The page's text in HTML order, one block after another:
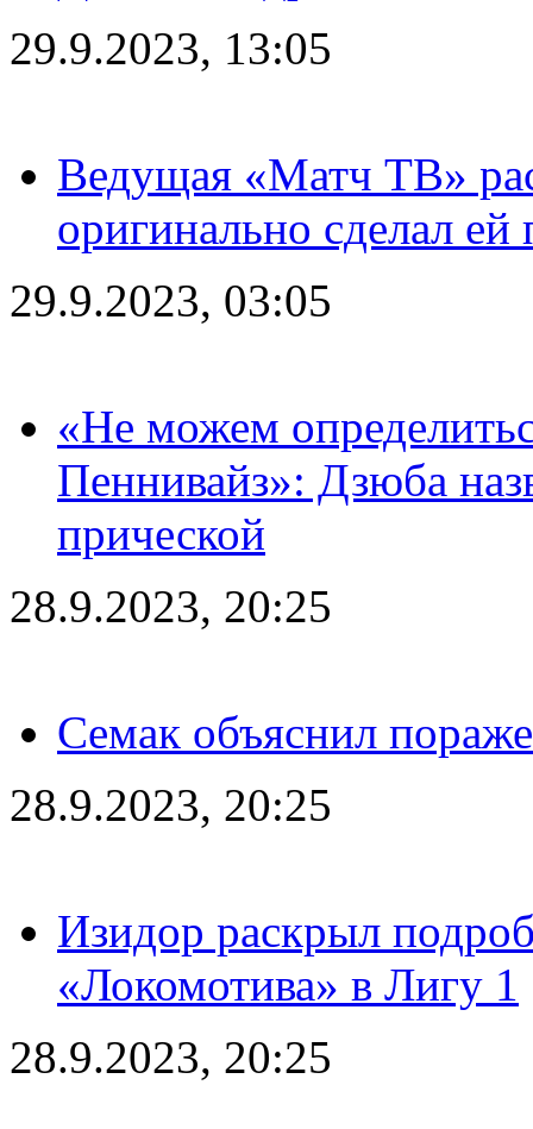
29.9.2023, 13:05
Ведущая «Матч ТВ»
оригинально сделал ей
29.9.2023, 03:05
«Не можем
Пеннивайз»: Дзюба
прической
28.9.2023, 20:25
Семак объяснил
28.9.2023, 20:25
Изидор раскрыл
«Локомотива» в Лигу 1
28.9.2023, 20:25